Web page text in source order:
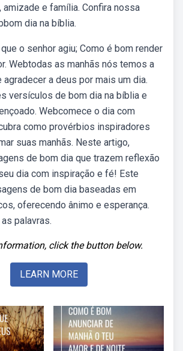
amizade e família. Confira nossa
dia na bíblia.
o senhor agiu; Como é bom render
Webtodas as manhãs nós temos a
a deus por mais um dia.
versículos de bom dia na bíblia e
Webcomece o dia com
como provérbios inspiradores
suas manhãs. Neste artigo,
de bom dia que trazem reflexão
dia com inspiração e fé! Este
de bom dia baseadas em
oferecendo ânimo e esperança.
palavras.
click the button below.
LEARN MORE